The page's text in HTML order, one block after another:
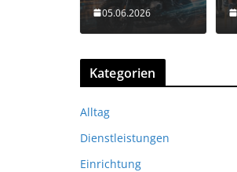
05.06.2026
Kategorien
Alltag
Dienstleistungen
Einrichtung